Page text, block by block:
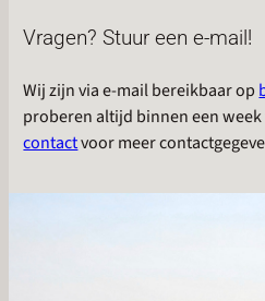
Vragen? Stuur een e-mail!
Wij zijn via e-mail bereikbaar op
proberen altijd binnen een
contactvoor meer